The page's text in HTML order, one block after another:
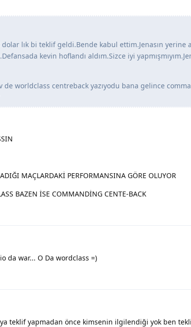
lık bi teklif geldi.Bende kabul ettim.Jenasın yerine
kevin hoflandı aldım.Sizce iyi
worldclass centreback yazıyodu bana gelince
MAÇLARDAKİ PERFORMANSINA GÖRE OLUYOR
BAZEN İSE COMMANDİNG CENTE-BACK
da war... O Da wordclass =)
teklif yapmadan önce kimsenin ilgilendiği yok ben